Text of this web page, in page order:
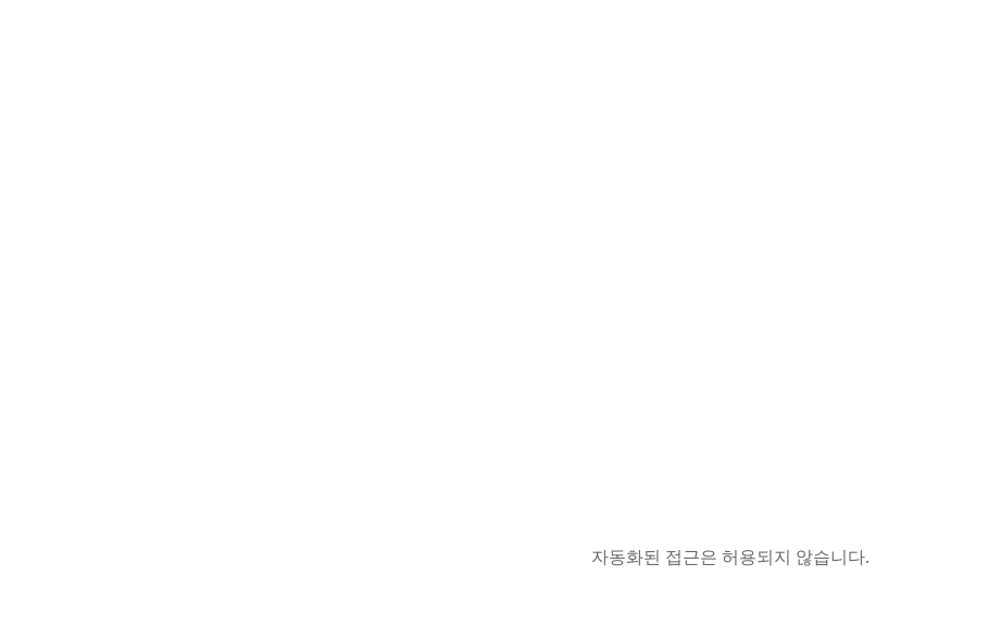
자동화된 접근은 허용되지 않습니다.